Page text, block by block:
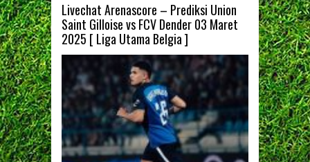
Livechat Arenascore – Prediksi Union
Saint Gilloise vs FCV Dender 03 Maret
2025 [ Liga Utama Belgia ]